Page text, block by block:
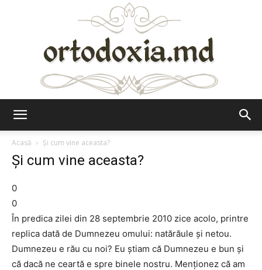
Acasă
Şi cum vine aceasta?
Şi cum vine aceasta?
0
0
În predica zilei din 28 septembrie 2010 zice acolo, printre
replica dată de Dumnezeu omului: natărăule şi netou.
Dumnezeu e rău cu noi? Eu ştiam că Dumnezeu e bun şi
că dacă ne ceartă e spre binele nostru. Menţionez că am